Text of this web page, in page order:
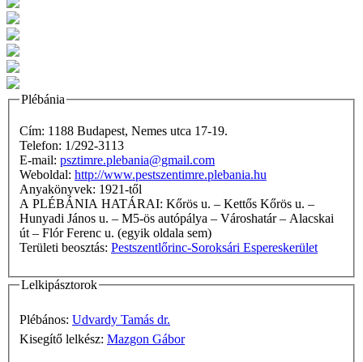
Plébánia
Cím: 1188 Budapest, Nemes utca 17-19.
Telefon: 1/292-3113
E-mail: psztimre.plebania@gmail.com
Weboldal: http://www.pestszentimre.plebania.hu
Anyakönyvek: 1921-től
A PLÉBÁNIA HATÁRAI: Kőrös u. – Kettős Kőrös u. –
Hunyadi János u. – M5-ös autópálya – Városhatár – Alacskai
út – Flór Ferenc u. (egyik oldala sem)
Területi beosztás: Pestszentlőrinc-Soroksári Espereskerület
Lelkipásztorok
Plébános: Udvardy Tamás dr.
Kisegítő lelkész: Mazgon Gábor